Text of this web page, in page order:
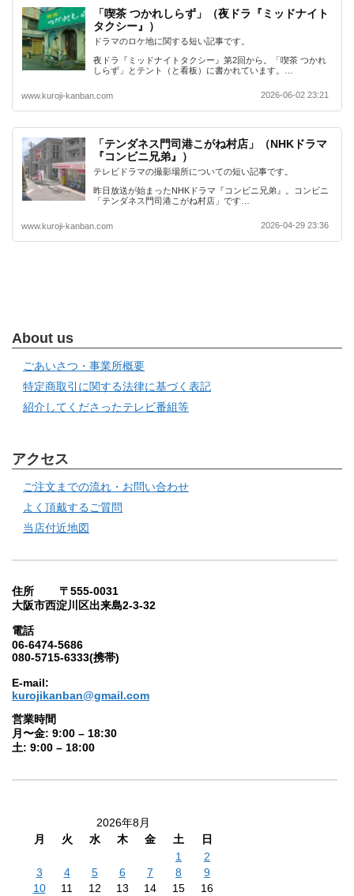
「喫茶 つかれしらず」（夜ドラ『ミッドナイト
タクシー』）
ドラマのロケ地に関する短い記事です。
夜ドラ『ミッドナイトタクシー』第2回から。「喫茶 つかれ
しらず」とテント（と看板）に書かれています。…
www.kuroji-kanban.com 2026-06-02 23:21
「テンダネス門司港こがね村店」（NHKドラマ
『コンビニ兄弟』）
テレビドラマの撮影場所についての短い記事です。
昨日放送が始まったNHKドラマ『コンビニ兄弟』。コンビニ
「テンダネス門司港こがね村店」です…
www.kuroji-kanban.com 2026-04-29 23:36
About us
ごあいさつ・事業所概要
特定商取引に関する法律に基づく表記
紹介してくださったテレビ番組等
アクセス
ご注文までの流れ・お問い合わせ
よく頂戴するご質問
当店付近地図
住所 〒555-0031
大阪市西淀川区出来島2-3-32
電話
06-6474-5686
080-5715-6333(携帯)
E-mail:
kurojikanban@gmail.com
営業時間
月〜金: 9:00 – 18:30
土: 9:00 – 18:00
2026年8月
月
火 水 木 金 土
日
1
2
3
4 5 6 7 8
9
10
11 12 13 14 15
16